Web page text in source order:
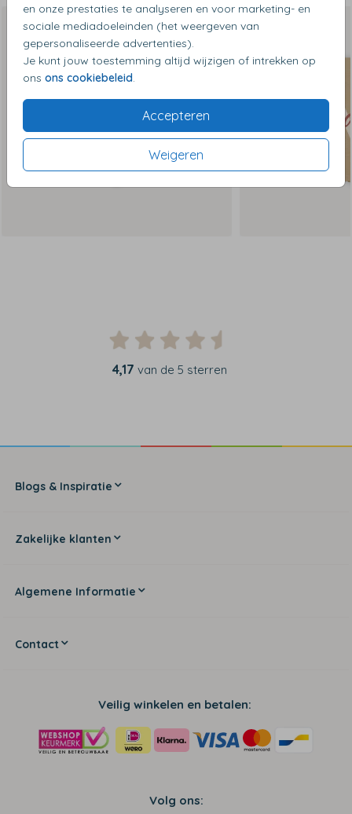
en onze prestaties te analyseren en voor marketing- en
sociale mediadoeleinden (het weergeven van
gepersonaliseerde advertenties).
Je kunt jouw toestemming altijd wijzigen of intrekken op
ons ons cookiebeleid.
Accepteren
Weigeren
4,17 van de 5 sterren
Blogs & Inspiratie
Zakelijke klanten
Algemene Informatie
Contact
Veilig winkelen en betalen:
Volg ons: